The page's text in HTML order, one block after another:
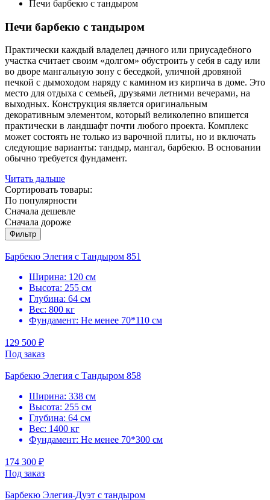
Печи барбекю с тандыром
Печи барбекю с тандыром
Практически каждый владелец дачного или приусадебного
участка считает своим «долгом» обустроить у себя в саду или
во дворе мангальную зону с беседкой, уличной дровяной
печкой с дымоходом наряду с камином из кирпича в доме. Это
место для отдыха с семьей, друзьями летними вечерами, на
выходных. Конструкция является оригинальным
декоративным элементом, который великолепно впишется
практически в ландшафт почти любого проекта. Комплекс
может состоять не только из варочной плиты, но и включать
следующие варианты: тандыр, мангал, барбекю. В основании
обычно требуется фундамент.
Читать дальше
Сортировать товары:
По популярности
Сначала дешевле
Сначала дороже
Фильтр
Барбекю Элегия с Тандыром 851
Ширина: 120 см
Высота: 255 см
Глубина: 64 см
Вес: 800 кг
Фундамент: Не менее 70*110 см
129 500 ₽
Под заказ
Барбекю Элегия с Тандыром 858
Ширина: 338 см
Высота: 255 см
Глубина: 64 см
Вес: 1400 кг
Фундамент: Не менее 70*300 см
174 300 ₽
Под заказ
Барбекю Элегия-Дуэт с тандыром